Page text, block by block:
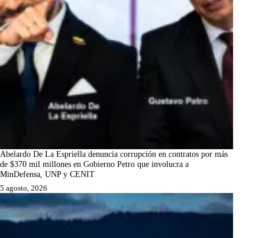
Abelardo De La Espriella denuncia corrupción en contratos por más
de $370 mil millones en Gobierno Petro que involucra a
MinDefensa, UNP y CENIT
5 agosto, 2026